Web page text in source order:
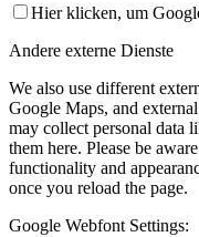
Hier klicken, um
Andere externe Dienste
We also use different
Google Maps, and
may collect personal data
them here. Please be
functionality and
once you reload the page.
Google Webfont Settings: